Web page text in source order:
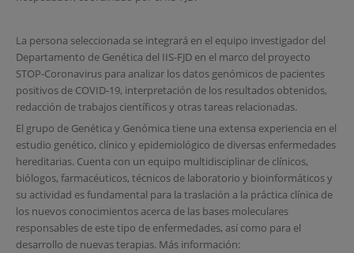
La persona seleccionada se integrará en el equipo investigador del
Departamento de Genética del IIS-FJD en el marco del proyecto
STOP-Coronavirus para analizar los datos genómicos de pacientes
positivos de COVID-19, interpretación de los resultados obtenidos,
redacción de trabajos científicos y otras tareas relacionadas.
El grupo de Genética y Genómica tiene una extensa experiencia en el
estudio genético, clínico y epidemiológico de diversas enfermedades
hereditarias. Cuenta con un equipo multidisciplinar de clínicos,
biólogos, farmacéuticos, técnicos de laboratorio y bioinformáticos y
su actividad es fundamental para la traslación a la práctica clínica de
los nuevos conocimientos acerca de las bases moleculares
responsables de este tipo de enfermedades, así como para el
desarrollo de nuevas terapias. Más información: